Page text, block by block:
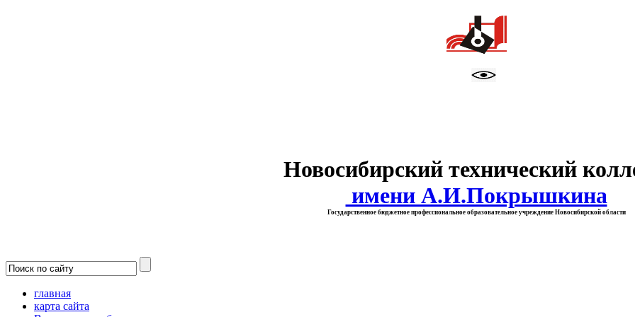
Новосибирский технический
имени А.И.Покрышкина
Государственное бюджетное профессиональное образовательное учреждение Новосибирской области
главная
карта сайта